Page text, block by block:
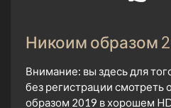
Никоим образом
Внимание: вы здесь для
без регистрации
образом 2019 в хорошем